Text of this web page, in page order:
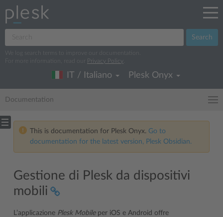
Search
We log search terms to improve our documentation.
For more information, read our
Privacy Policy
IT / Italiano Plesk Onyx
Documentation
This is documentation for Plesk Onyx. Go to
documentation for the latest version, Plesk Obsidian.
Gestione di Plesk da dispositivi
mobili
L’applicazione Plesk Mobileper iOS e Android offre